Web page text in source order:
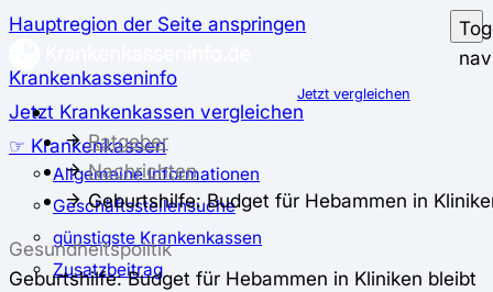
Hauptregion der Seite anspringen
Krankenkasseninfo
Jetzt Krankenkassen vergleichen
☞ Krankenkassen
Allgemeine Informationen
Geschäftsstellensuche
günstigste Krankenkassen
Zusatzbeitrag
Jetzt vergleichen
Ratgeber
Nachrichten
Geburtshilfe: Budget für Hebammen in
Gesundheitspolitik
Geburtshilfe: Budget für Hebammen in Kliniken bleibt